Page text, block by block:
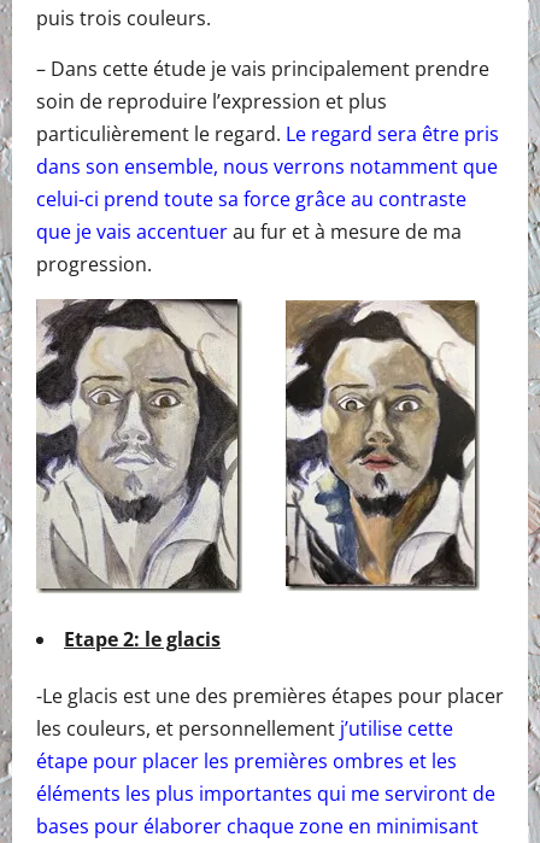
puis trois couleurs.
– Dans cette étude je vais principalement prendre
soin de reproduire l’expression et plus
particulièrement le regard. Le regard sera être pris
dans son ensemble, nous verrons notamment que
celui-ci prend toute sa force grâce au contraste
que je vais accentuerau fur et à mesure de ma
progression.
Etape 2: le glacis
-Le glacis est une des premières étapes pour placer
les couleurs, et personnellement j’utilise cette
étape pour placer les premières ombres et les
éléments les plus importantes qui me serviront de
bases pour élaborer chaque zone en minimisant